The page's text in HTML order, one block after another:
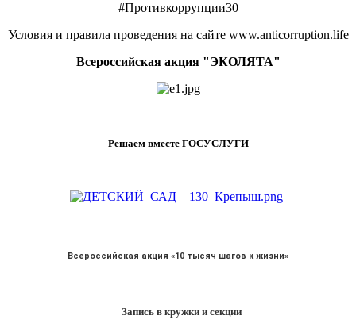
#Противкоррупции30
Условия и правила проведения на сайте www.anticorruption.life
Всероссийская акция "ЭКОЛЯТА"
Решаем вместе ГОСУСЛУГИ
Всероссийская акция «10 тысяч шагов к жизни»
Запись в кружки и секции